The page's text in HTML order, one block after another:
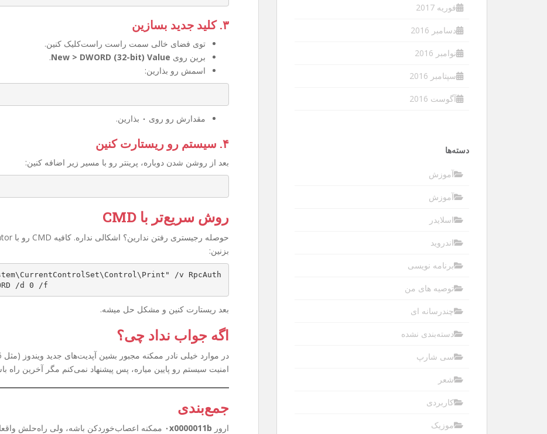
۳. کلید جدید بسازین
توی فضای خالی سمت راست راست‌کلیک کنین.
برین روی New > DWORD (32-bit) Value
.
اسمش رو بذارین:
مقدارش رو روی ۰ بذارین.
۴. سیستم رو ریستارت کنین
بعد از روشن شدن دوباره، پرینتر رو با مسیر زیر اضافه کنین:
روش سریع‌تر با CMD
بزنین:
/v RpcAuth
/d 0 /f
بعد ریستارت کنین و مشکل حل میشه.
اگه جواب نداد چی؟
امنیت سیستم رو پایین میاره، پس پیشنهاد نمی‌کنم مگر آخرین راه
جمع‌بندی
ارور ۰x0000011b ممکنه اعصاب‌خوردکن باشه، ولی راه‌حلش
فوریه 2017
دسامبر 2016
نوامبر 2016
سپتامبر 2016
آگوست 2016
دسته‌ها
آموزش
آموزش
اسلایدر
اندروید
برنامه نویسی
توصیه های من
چندرسانه ای
دسته‌بندی نشده
سی شارپ
شعر
کاربردی
موزیک